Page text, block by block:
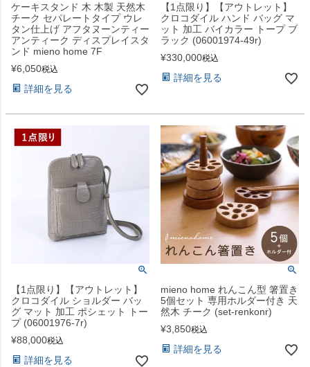
ケーキスタンド 木 木製 天然木
チーク セパレートタイプ ウレ
タン仕上げ アフタヌーンティー
アンティーク ディスプレイスタ
ンド mieno home 7F
¥6,050税込
詳細を見る
【1点限り】【アウトレット】
クロコダイル ハンド バッグ マ
ット 加工 バイカラー トープ ブ
ラック (06001974-49r)
¥330,000税込
詳細を見る
【1点限り】【アウトレット】
クロコダイル ショルダー バッ
グ マット 加工 ポシェット トー
プ (06001976-7r)
¥88,000税込
詳細を見る
mieno home れんこん型 箸置き
5個セット 専用ホルダー付き 天
然木 チーク (set-renkonr)
¥3,850税込
詳細を見る